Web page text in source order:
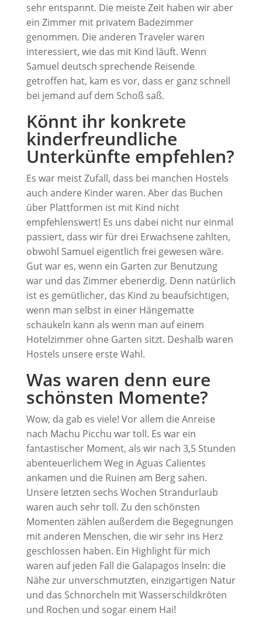
sehr entspannt. Die meiste Zeit haben wir aber
ein Zimmer mit privatem Badezimmer
genommen. Die anderen Traveler waren
interessiert, wie das mit Kind läuft. Wenn
Samuel deutsch sprechende Reisende
getroffen hat, kam es vor, dass er ganz schnell
bei jemand auf dem Schoß saß.
Könnt ihr konkrete
kinderfreundliche
Unterkünfte empfehlen?
Es war meist Zufall, dass bei manchen Hostels
auch andere Kinder waren. Aber das Buchen
über Plattformen ist mit Kind nicht
empfehlenswert! Es uns dabei nicht nur einmal
passiert, dass wir für drei Erwachsene zahlten,
obwohl Samuel eigentlich frei gewesen wäre.
Gut war es, wenn ein Garten zur Benutzung
war und das Zimmer ebenerdig. Denn natürlich
ist es gemütlicher, das Kind zu beaufsichtigen,
wenn man selbst in einer Hängematte
schaukeln kann als wenn man auf einem
Hotelzimmer ohne Garten sitzt. Deshalb waren
Hostels unsere erste Wahl.
Was waren denn eure
schönsten Momente?
Wow, da gab es viele! Vor allem die Anreise
nach Machu Picchu war toll. Es war ein
fantastischer Moment, als wir nach 3,5 Stunden
abenteuerlichem Weg in Aguas Calientes
ankamen und die Ruinen am Berg sahen.
Unsere letzten sechs Wochen Strandurlaub
waren auch sehr toll. Zu den schönsten
Momenten zählen außerdem die Begegnungen
mit anderen Menschen, die wir sehr ins Herz
geschlossen haben. Ein Highlight für mich
waren auf jeden Fall die Galapagos Inseln: die
Nähe zur unverschmutzten, einzigartigen Natur
und das Schnorcheln mit Wasserschildkröten
und Rochen und sogar einem Hai!